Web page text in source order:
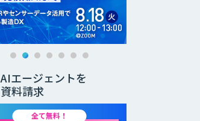
AIエージェントを
資料請求
全て無料！